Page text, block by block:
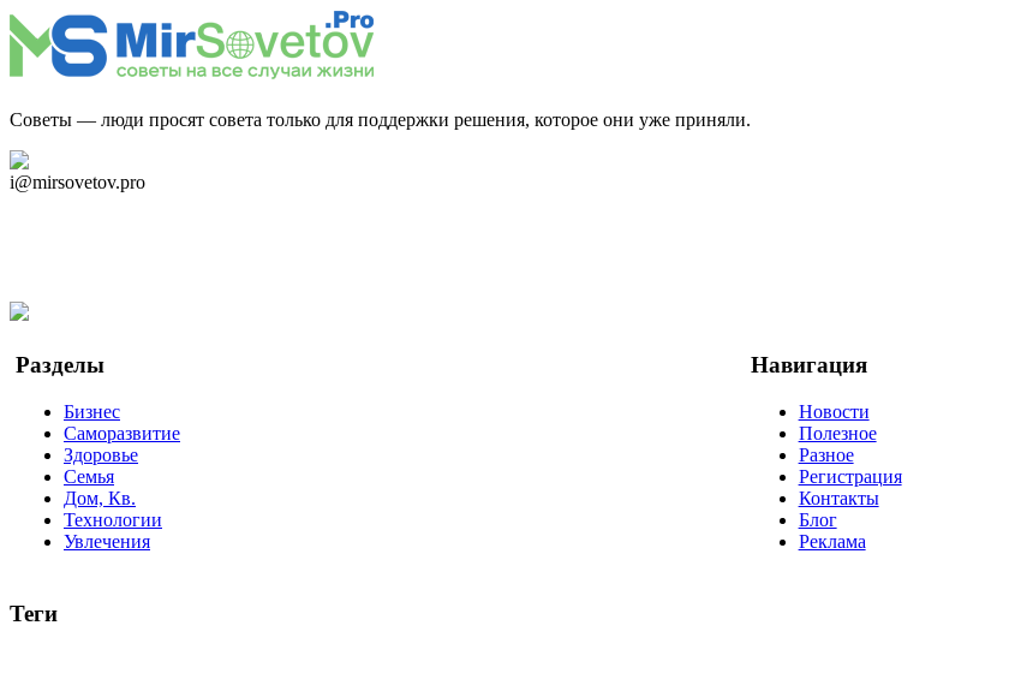
Советы — люди просят совета только для поддержки решения, которое они уже приняли.
i@mirsovetov.pro
Разделы
Бизнес
Саморазвитие
Здоровье
Семья
Дом, Кв.
Технологии
Увлечения
Навигация
Новости
Полезное
Разное
Регистрация
Контакты
Блог
Реклама
Теги